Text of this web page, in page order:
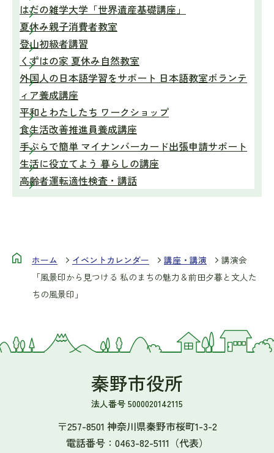
はだの雑学大学「世界遺産基礎講座」
夏休み親子消費者教室
登山初級者講習
くずはの家 夏休み自然教室
外国人の日本語学習をサポート 日本語教室ボランテ
ィア養成講座
平和とわたしたち ワークショップ
食生活改善推進員養成講座
手ぶらで簡単 マイナンバーカード出張申請サポート
生活に役立てよう 暮らしの講座
高齢者運転適性検査・講話
ホーム イベントカレンダー 講座・講演
講演会
「風景印から見つける 私のまちの魅力＆前田夕暮と文人た
ちの風景印」
秦野市役所
法人番号 5000020142115
〒257-8501 神奈川県秦野市桜町1-3-2
電話番号： 0463-82-5111 （代表）